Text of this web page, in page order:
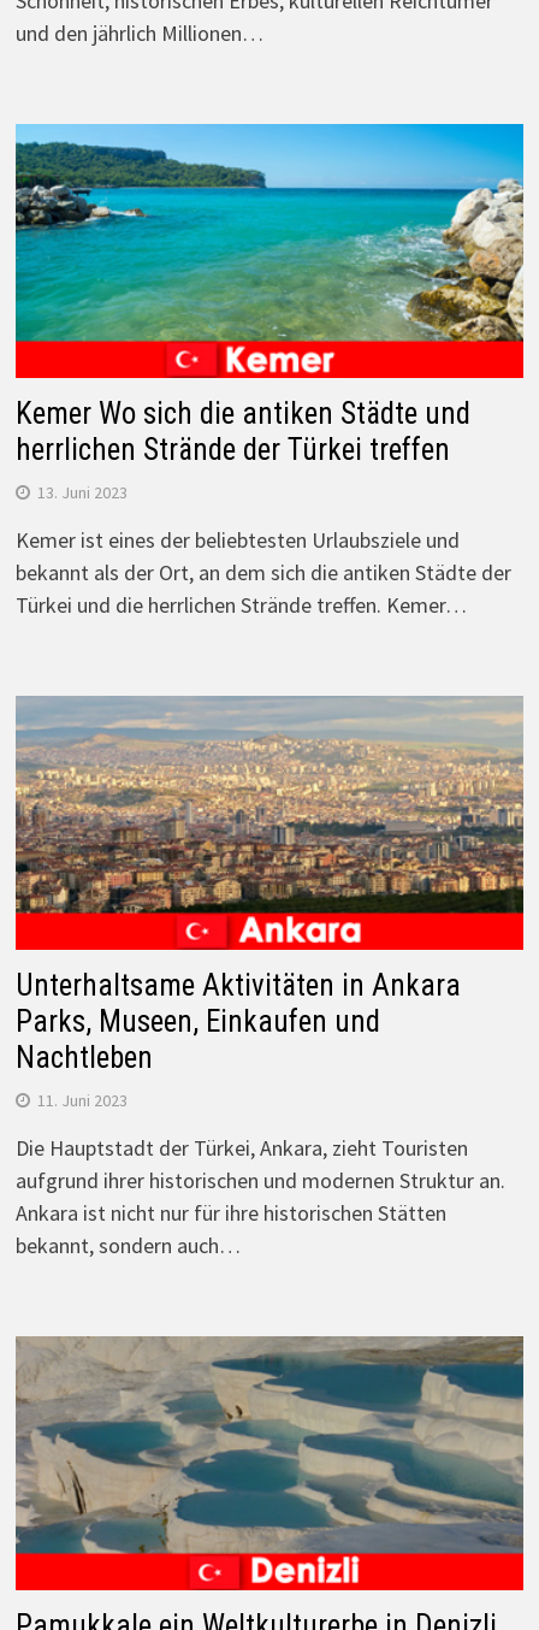
und den jährlich Millionen…
Kemer Wo sich die antiken Städte und
herrlichen Strände der Türkei treffen
13. Juni 2023
Kemer ist eines der beliebtesten Urlaubsziele und
bekannt als der Ort, an dem sich die antiken Städte der
Türkei und die herrlichen Strände treffen. Kemer…
Unterhaltsame Aktivitäten in Ankara
Parks, Museen, Einkaufen und
Nachtleben
11. Juni 2023
Die Hauptstadt der Türkei, Ankara, zieht Touristen
aufgrund ihrer historischen und modernen Struktur an.
Ankara ist nicht nur für ihre historischen Stätten
bekannt, sondern auch…